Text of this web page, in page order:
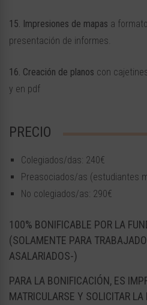
15. Impresiones de mapas a
presentación de informes.
16. Creación de planos con
y en pdf
PRECIO
Colegiados/das: 240€
Preasociados/as (estudiantes
No colegiados/as: 290€
100% BONIFICABLE POR LA
(SOLAMENTE PARA
ASALARIADOS-)
PARA LA BONIFICACIÓN, ES
MATRICULARSE Y SOLICITAR